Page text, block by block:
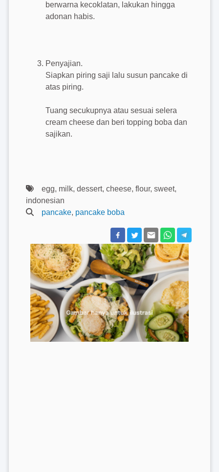
berwarna kecoklatan, lakukan hingga
adonan habis.
Penyajian.
Siapkan piring saji lalu susun pancake di
atas piring.
Tuang secukupnya atau sesuai selera
cream cheese dan beri topping boba dan
sajikan.
egg, milk, dessert, cheese, flour, sweet,
indonesian
pancake, pancake boba